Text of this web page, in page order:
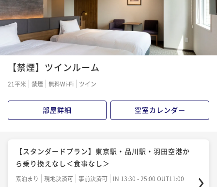
【禁煙】ツインルーム
21平米 禁煙 無料Wi-Fi ツイン
部屋詳細 空室カレンダー
【スタンダードプラン】東京駅・品川駅・羽田空港か
ら乗り換えなし＜食事なし＞
素泊まり 現地決済可 事前決済可
IN 13:30 - 25:00 OUT11:00